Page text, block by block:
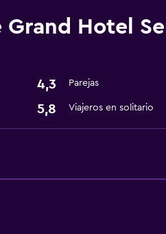
Traslado aeropuerto
Hotel
4,3 Parejas
5,8 Viajeros en solitario